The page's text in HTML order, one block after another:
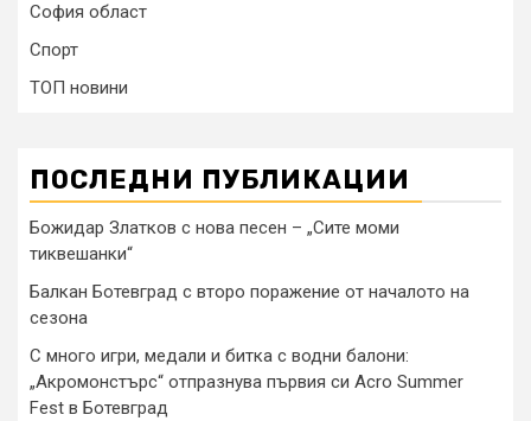
София област
Спорт
ТОП новини
ПОСЛЕДНИ ПУБЛИКАЦИИ
Божидар Златков с нова песен – „Сите моми
тиквешанки“
Балкан Ботевград с второ поражение от началото на
сезона
С много игри, медали и битка с водни балони:
„Акромонстърс“ отпразнува първия си Acro Summer
Fest в Ботевград